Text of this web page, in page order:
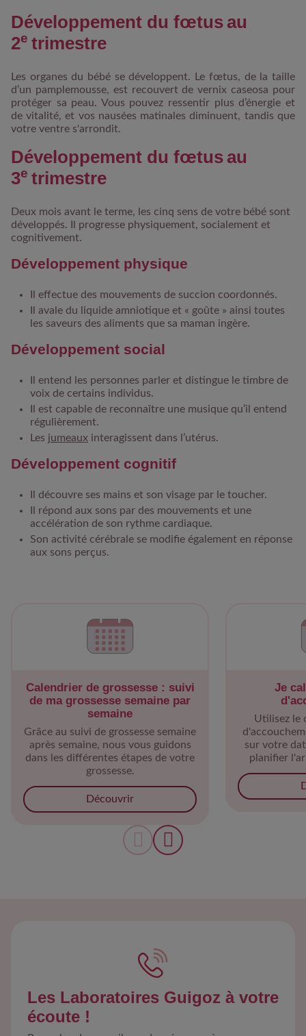
Développement du fœtus au
2e trimestre
Les organes du bébé se développent. Le fœtus, de la taille
d’un pamplemousse, est recouvert de vernix caseosa pour
protéger sa peau. Vous pouvez ressentir plus d’énergie et
de vitalité, et vos nausées matinales diminuent, tandis que
votre ventre s'arrondit.
Développement du fœtus au
3e trimestre
Deux mois avant le terme, les cinq sens de votre bébé sont
développés. Il progresse physiquement, socialement et
cognitivement.
Développement physique
Il effectue des mouvements de succion coordonnés.
Il avale du liquide amniotique et « goûte » ainsi toutes
les saveurs des aliments que sa maman ingère.
Développement social
Il entend les personnes parler et distingue le timbre de
voix de certains individus.
Il est capable de reconnaître une musique qu’il entend
régulièrement.
Les jumeaux interagissent dans l’utérus.
Développement cognitif
Il découvre ses mains et son visage par le toucher.
Il répond aux sons par des mouvements et une
accélération de son rythme cardiaque.
Son activité cérébrale se modifie également en réponse
aux sons perçus.
Calendrier de grossesse : suivi
de ma grossesse semaine par
semaine
Grâce au suivi de grossesse semaine
après semaine, nous vous guidons
dans les différentes étapes de votre
grossesse.
Découvrir
Je
Utilisez le
sur votre
planifier
Les Laboratoires Guigoz à votre
écoute !